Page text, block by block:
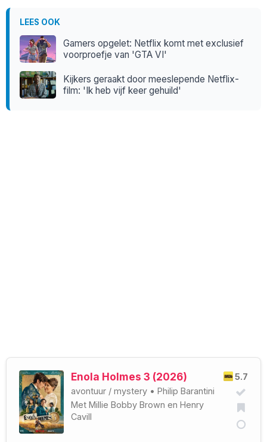
LEES OOK
Gamers opgelet: Netflix komt met exclusief
voorproefje van 'GTA VI'
Kijkers geraakt door meeslepende Netflix-
film: 'Ik heb vijf keer gehuild'
5.7
Enola Holmes 3 (2026)
avontuur / mystery • Philip Barantini
Met Millie Bobby Brown en Henry
Cavill